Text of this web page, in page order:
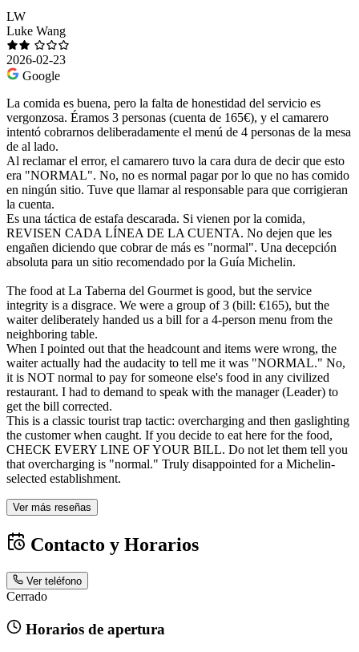
LW
Luke Wang
2026-02-23
Google
La comida es buena, pero la falta de honestidad del servicio es
vergonzosa. Éramos 3 personas (cuenta de 165€), y el camarero
intentó cobrarnos deliberadamente el menú de 4 personas de la mesa
de al lado.
Al reclamar el error, el camarero tuvo la cara dura de decir que esto
era "NORMAL". No, no es normal pagar por lo que no has comido
en ningún sitio. Tuve que llamar al responsable para que corrigieran
la cuenta.
Es una táctica de estafa descarada. Si vienen por la comida,
REVISEN CADA LÍNEA DE LA CUENTA. No dejen que les
engañen diciendo que cobrar de más es "normal". Una decepción
absoluta para un sitio recomendado por la Guía Michelin.
The food at La Taberna del Gourmet is good, but the service
integrity is a disgrace. We were a group of 3 (bill: €165), but the
waiter deliberately handed us a bill for a 4-person menu from the
neighboring table.
When I pointed out that the headcount and items were wrong, the
waiter actually had the audacity to tell me it was "NORMAL." No,
it is NOT normal to pay for someone else's food in any civilized
restaurant. I had to demand to speak with the manager (Leader) to
get the bill corrected.
This is a classic tourist trap tactic: overcharging and then gaslighting
the customer when caught. If you decide to eat here for the food,
CHECK EVERY LINE OF YOUR BILL. Do not let them tell you
that overcharging is "normal." Truly disappointed for a Michelin-
selected establishment.
Ver más reseñas
Contacto y Horarios
Ver teléfono
Cerrado
Horarios de apertura